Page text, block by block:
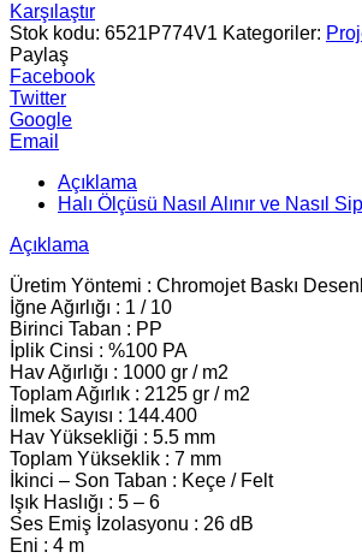
Karşılaştır
Stok kodu: 6521P774V1 Kategoriler:
Paylaş
Facebook
Twitter
Google
Email
Açıklama
Halı Ölçüsü Nasıl Alınır ve Nasıl
Açıklama
Üretim Yöntemi : Chromojet Baskı
İğne Ağırlığı : 1 / 10
Birinci Taban : PP
İplik Cinsi : %100 PA
Hav Ağırlığı : 1000 gr / m2
Toplam Ağırlık : 2125 gr / m2
İlmek Sayısı : 144.400
Hav Yüksekliği : 5.5 mm
Toplam Yükseklik : 7 mm
İkinci – Son Taban : Keçe / Felt
Işık Haslığı : 5 – 6
Ses Emiş İzolasyonu : 26 dB
Eni : 4 m